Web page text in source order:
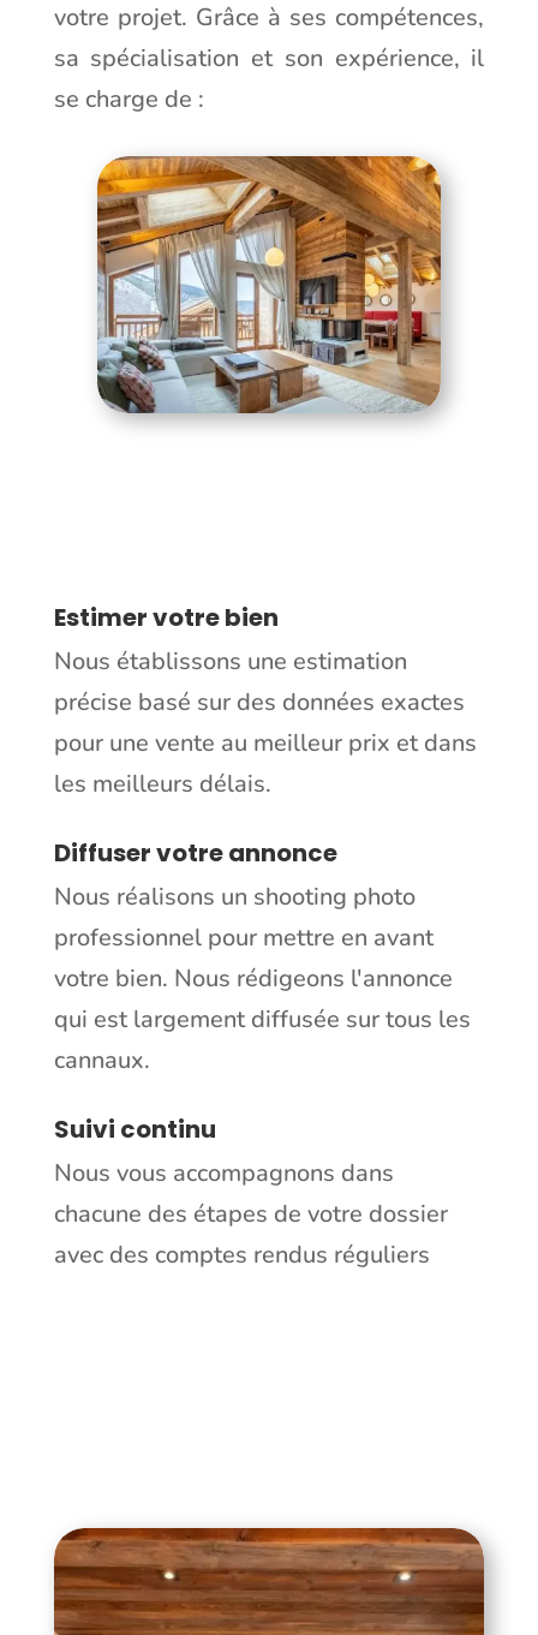
votre projet. Grâce à ses compétences,
sa spécialisation et son expérience, il
se charge de :
Estimer votre bien
Nous établissons une estimation
précise basé sur des données exactes
pour une vente au meilleur prix et dans
les meilleurs délais.
Diffuser votre annonce
Nous réalisons un shooting photo
professionnel pour mettre en avant
votre bien. Nous rédigeons l'annonce
qui est largement diffusée sur tous les
cannaux.
Suivi continu
⁠⁠Nous vous accompagnons dans
chacune des étapes de votre dossier
avec des comptes rendus réguliers